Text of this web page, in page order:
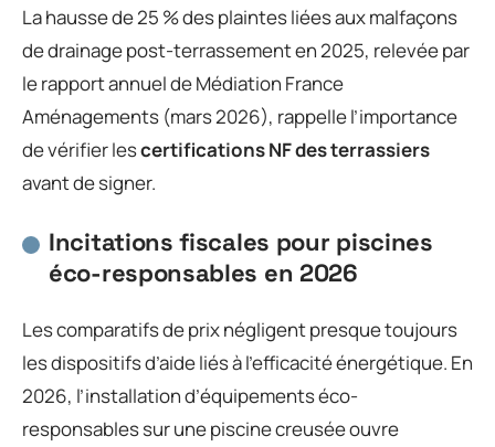
La hausse de 25 % des plaintes liées aux malfaçons
de drainage post-terrassement en 2025, relevée par
le rapport annuel de Médiation France
Aménagements (mars 2026), rappelle l’importance
de vérifier lescertifications NF des terrassiers
avant de signer.
Incitations fiscales pour piscines
éco-responsables en 2026
Les comparatifs de prix négligent presque toujours
les dispositifs d’aide liés à l’efficacité énergétique. En
2026, l’installation d’équipements éco-
responsables sur une piscine creusée ouvre